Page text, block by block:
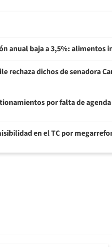
anual baja a 3,5%: alimentos
rechaza dichos de senadora
por falta de
en el TC por